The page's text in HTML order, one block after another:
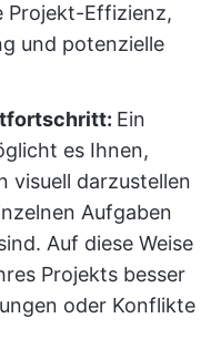
Projekt-Effizienz,
und potenzielle
Ein
es Ihnen,
visuell darzustellen
Aufgaben
Auf diese Weise
Projekts besser
oder Konflikte